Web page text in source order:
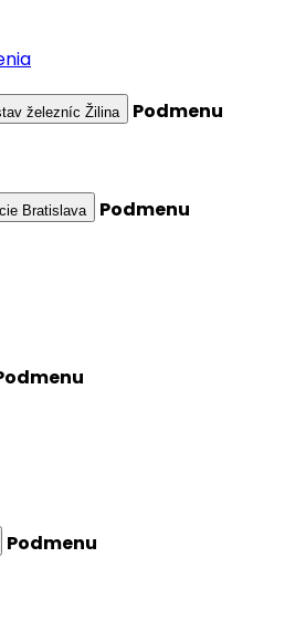
železníc Žilina
Podmenu
Bratislava
Podmenu
Podmenu